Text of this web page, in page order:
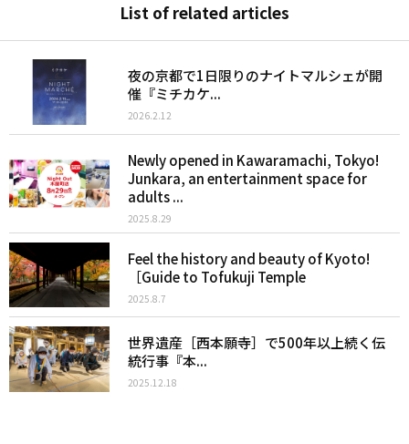
List of related articles
夜の京都で1日限りのナイトマルシェが開
催『ミチカケ...
2026.2.12
Newly opened in Kawaramachi, Tokyo!
Junkara, an entertainment space for
adults ...
2025.8.29
Feel the history and beauty of Kyoto!
［Guide to Tofukuji Temple
2025.8.7
世界遺産［西本願寺］で500年以上続く伝
統行事『本...
2025.12.18